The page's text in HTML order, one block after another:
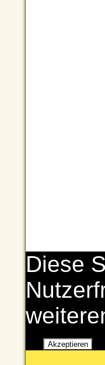
Diese
Akzeptieren